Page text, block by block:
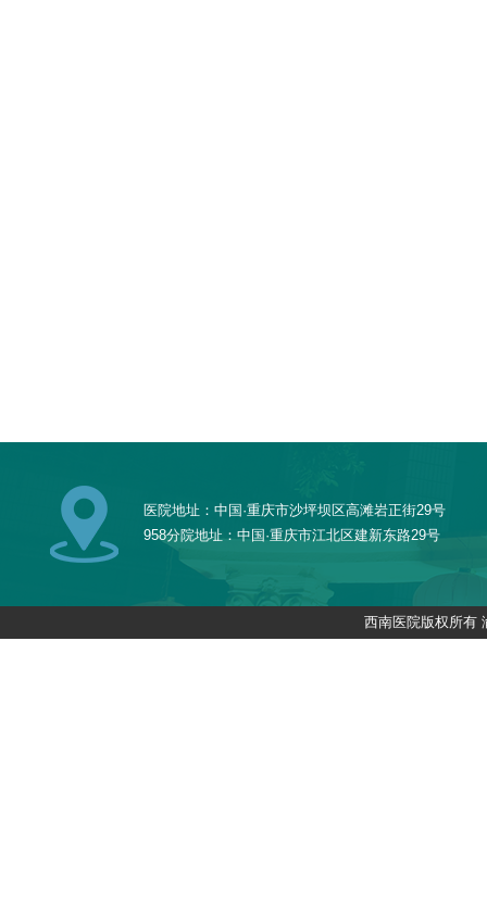
医院地址：中国·重庆市沙坪坝区高滩岩正街29号
958分院地址：中国·重庆市江北区建新东路29号
西南医院版权所有